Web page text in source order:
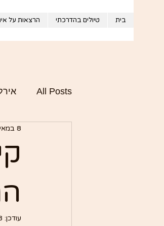
בית טיולים בהדרכתי הרצאות על
All Posts
התרבות8 במאי 2024
עודכן: